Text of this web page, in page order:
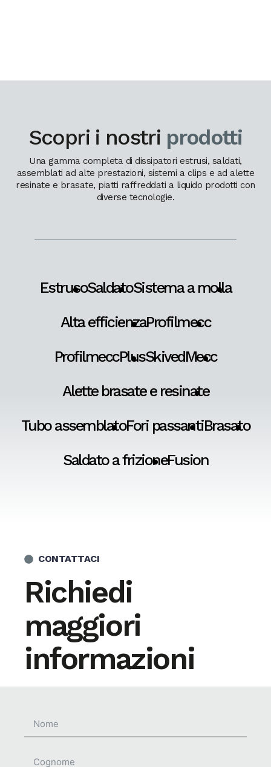
Scopri i nostri prodotti
Una gamma completa di dissipatori estrusi, saldati,
assemblati ad alte prestazioni, sistemi a clips e ad alette
resinate e brasate, piatti raffreddati a liquido prodotti con
diverse tecnologie.
EstrusoSaldatoSistema a molla
Alta efficienzaProfilmecc
ProfilmeccPlusSkivedMecc
Alette brasate e resinate
Tubo assemblatoFori passantiBrasato
Saldato a frizioneFusion
CONTATTACI
Richiedi
maggiori
informazioni